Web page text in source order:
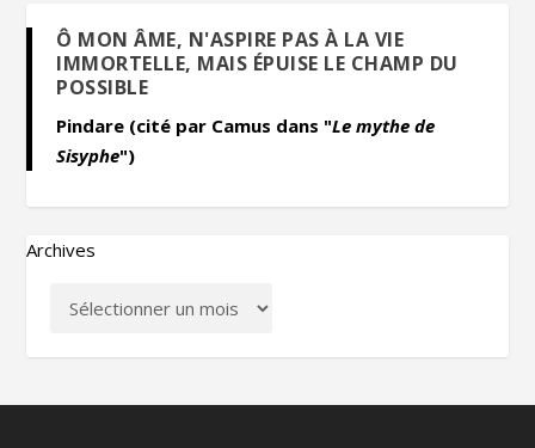
Ô MON ÂME, N'ASPIRE PAS À LA VIE
IMMORTELLE, MAIS ÉPUISE LE CHAMP DU
POSSIBLE
Pindare (cité par Camus dans "Le mythe de
Sisyphe")
Archives